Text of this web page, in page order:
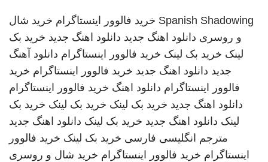
Spanish Shadowing خرید فالوور اینستاگرام خرید شال
و روسری دانلود اهنگ جدید دانلود اهنگ جدید خرید بک
لینک خرید بک لینک خرید فالوور اینستاگرام دانلود آهنگ
جدید دانلود اهنگ جدید خرید فالوور اینستاگرام خرید
فالوور اینستاگرام دانلود اهنگ خرید فالوور اینستاگرام
دانلود اهنگ جدید خرید بک لینک خرید بک لینک خرید بک
لینک دانلود اهنگ جدید خرید بک لینک دانلود اهنگ جدید
مترجم انگلیسی فارسی خرید بک لینک خرید فالوور
اینستاگرام خرید فالوور اینستاگرام خرید شال و روسری